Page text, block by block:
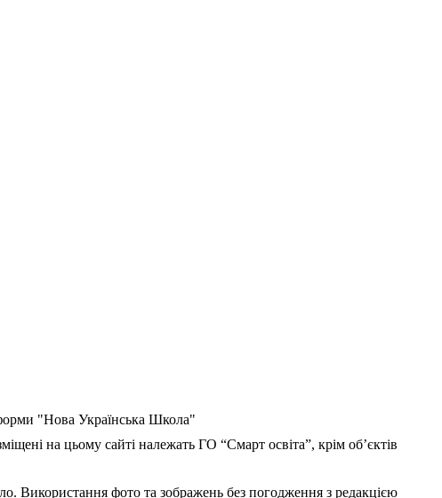
"Нова Українська Школа"
на цьому сайті належать ГО “Смарт освіта”, крім об’єктів
Використання фото та зображень без погодження з редакцією